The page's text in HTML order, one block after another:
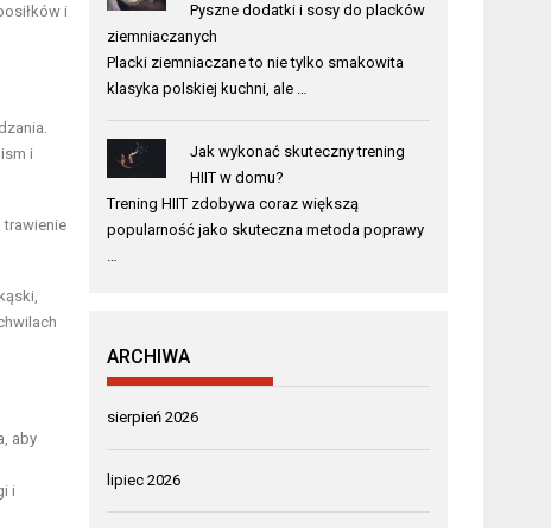
i
i
trawienie
aby
i
Pyszne dodatki i sosy do placków
ziemniaczanych
Placki ziemniaczane to nie tylko smakowita
klasyka polskiej kuchni, ale …
Jak wykonać skuteczny trening
HIIT w domu?
Trening HIIT zdobywa coraz większą
popularność jako skuteczna metoda poprawy
…
ARCHIWA
sierpień 2026
lipiec 2026